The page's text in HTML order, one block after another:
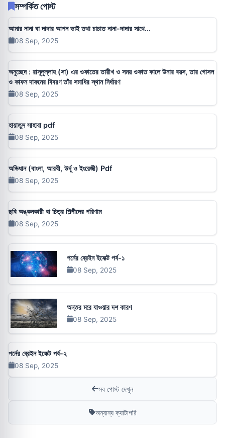
সম্পর্কিত পোস্ট
আমার নানা বা দাদার আপন ভাই তথা চাচাত নানা-দাদার সাথে...
08 Sep, 2025
অনুচ্ছেদ : রাসূলুল্লাহ (সা) এর ওফাতের তারীখ ও সময় ওফাত কালে উনার বয়স, তার গোসল
ও কাফন দাফনের বিবরণ তাঁর সমাধির স্থান নির্ধারণ
08 Sep, 2025
হায়াতুস সাহাবা pdf
08 Sep, 2025
অভিধান (বাংলা, আরবী, উর্দূ ও ইংরেজী) Pdf
08 Sep, 2025
ছবি অঙ্কনকারী বা চিত্র শিল্পীদের পরিণাম
08 Sep, 2025
পর্নের ব্রেইন ইফেক্ট পর্ব-১
08 Sep, 2025
অন্তর মরে যাওয়ার দশ কারণ
08 Sep, 2025
পর্নের ব্রেইন ইফেক্ট পর্ব-২
08 Sep, 2025
সব পোস্ট দেখুন
অন্যান্য ক্যাটাগরি